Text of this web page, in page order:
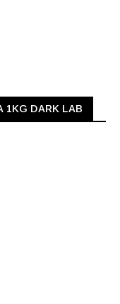
1KG DARK LAB